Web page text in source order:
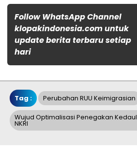
Follow WhatsApp Channel
klopakindonesia.com untuk
update berita terbaru setiap
hari
Tag : Perubahan RUU Keimigrasian
Wujud Optimalisasi Penegakan
NKRI